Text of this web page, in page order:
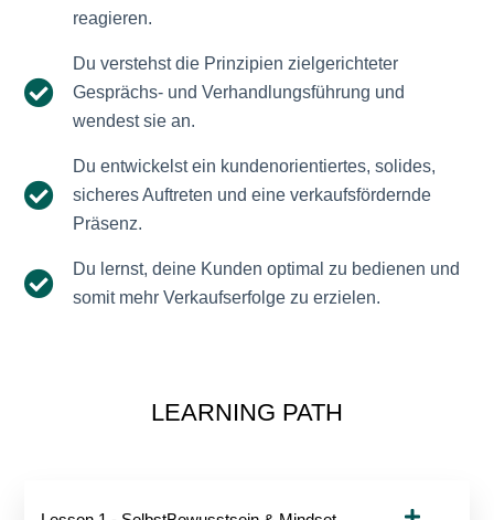
reagieren.
Du verstehst die Prinzipien zielgerichteter
Gesprächs- und Verhandlungsführung und
wendest sie an.
Du entwickelst ein kundenorientiertes, solides,
sicheres Auftreten und eine verkaufsfördernde
Präsenz.
Du lernst, deine Kunden optimal zu bedienen und
somit mehr Verkaufserfolge zu erzielen.
LEARNING PATH